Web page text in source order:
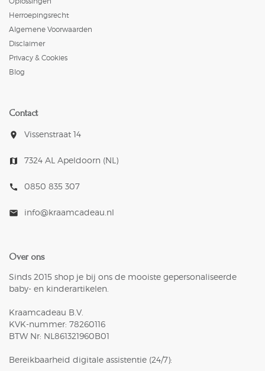
Herroepingsrecht
Algemene Voorwaarden
Disclaimer
Privacy & Cookies
Blog
Contact
room Vissenstraat 14
map 7324 AL Apeldoorn (NL)
call 0850 835 307
mail info@kraamcadeau.nl
Over ons
Sinds 2015 shop je bij ons de mooiste gepersonaliseerde
baby- en kinderartikelen.
Kraamcadeau B.V.
KVK-nummer: 78260116
BTW Nr: NL861321960B01
Bereikbaarheid digitale assistentie (24/7):